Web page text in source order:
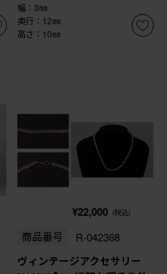
幅：3㎜
奥行：12㎜
高さ：10㎜
¥22,000 (税込)
商品番号 R-042368
ヴィンテージアクセサリー